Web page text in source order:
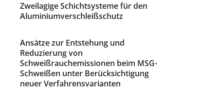
Zweilagige Schichtsysteme für den
Aluminiumverschleißschutz
Ansätze zur Entstehung und
Reduzierung von
Schweißrauchemissionen beim MSG-
Schweißen unter Berücksichtigung
neuer Verfahrensvarianten